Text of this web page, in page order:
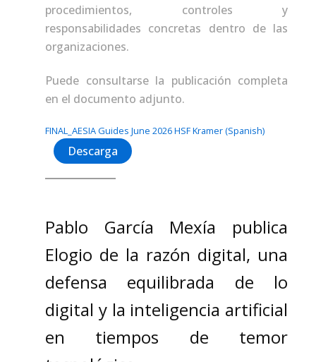
procedimientos, controles y
responsabilidades concretas dentro de las
organizaciones.
Puede consultarse la publicación completa
en el documento adjunto.
FINAL_AESIA Guides June 2026 HSF Kramer (Spanish)
Descarga
Pablo García Mexía publica
Elogio de la razón digital, una
defensa equilibrada de lo
digital y la inteligencia artificial
en tiempos de temor